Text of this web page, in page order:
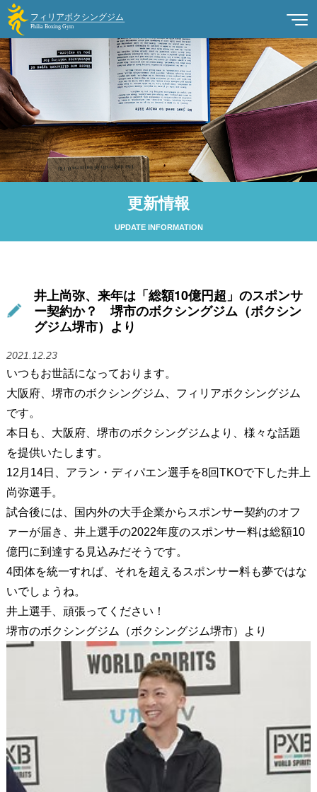
更新情報
UPDATE INFORMATION
井上尚弥、来年は「総額10億円超」のスポンサ
ー契約か？ 堺市のボクシングジム（ボクシン
グジム堺市）より
2021.12.23
いつもお世話になっております。
大阪府、堺市のボクシングジム、フィリアボクシングジム
です。
本日も、大阪府、堺市のボクシングジムより、様々な話題
を提供いたします。
12月14日、アラン・ディパエン選手を8回TKOで下した井上
尚弥選手。
試合後には、国内外の大手企業からスポンサー契約のオフ
ァーが届き、井上選手の2022年度のスポンサー料は総額10
億円に到達する見込みだそうです。
4団体を統一すれば、それを超えるスポンサー料も夢ではな
いでしょうね。
井上選手、頑張ってください！
堺市のボクシングジム（ボクシングジム堺市）より